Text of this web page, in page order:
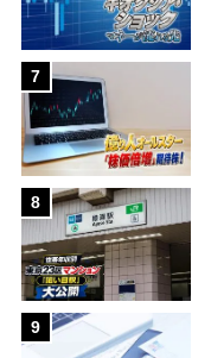
7
8
9